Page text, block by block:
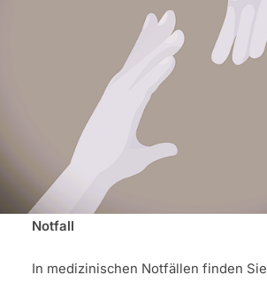
Notfall
In medizinischen Notfällen finden Sie